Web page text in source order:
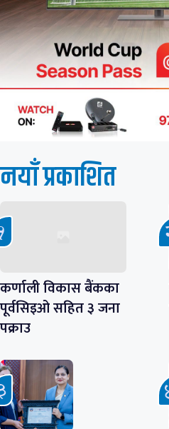
नयाँ प्रकाशित
कर्णाली विकास बैंकका
पूर्वसिइओ सहित ३ जना
पक्राउ